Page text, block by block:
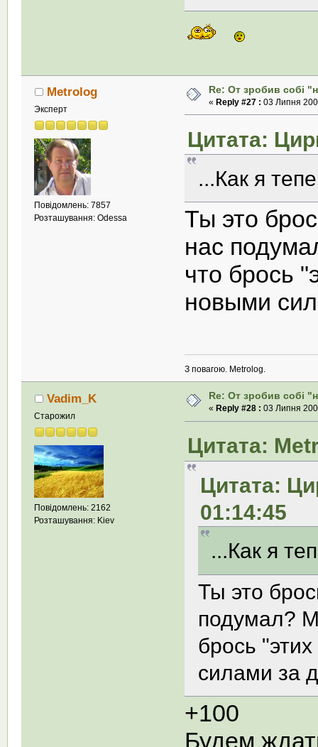
Metrolog
Эксперт
Повідомлень: 7857
Розташування: Odessa
Re: От зробив собi
« Reply #27 : 03 Липня
Цитата:
...Как я
Ты это
нас
что брось
новыми
З повагою. Metrolog.
Vadim_K
Старожил
Повідомлень: 2162
Розташування: Kiev
Re: От зробив собi
« Reply #28 : 03 Липня
Цитата:
Цитата:
01:14:45
...Как я
Ты это
подумал?
брось
силами за
+100
Будем